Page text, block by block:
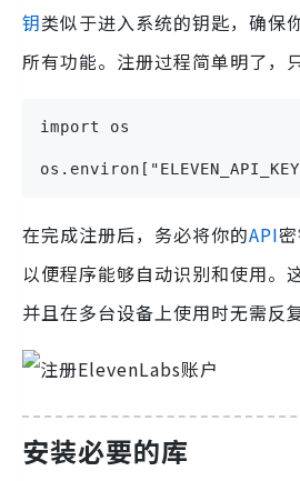
钥类似于进入系统的钥匙，确保
所有功能。注册过程简单明了，
import os
在完成注册后，务必将你的API
以便程序能够自动识别和使用。
并且在多台设备上使用时无需反
安装必要的库